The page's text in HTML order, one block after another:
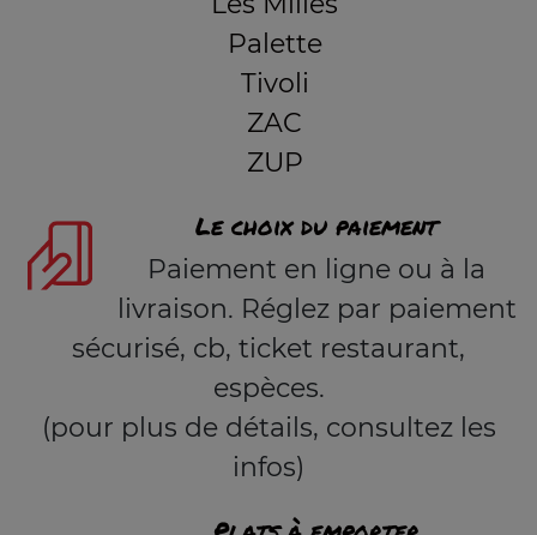
Palette
Tivoli
ZAC
ZUP
Le choix du paiement
Paiement en ligne ou à la
livraison. Réglez par paiement
sécurisé, cb, ticket restaurant,
espèces.
(pour plus de détails, consultez les
infos)